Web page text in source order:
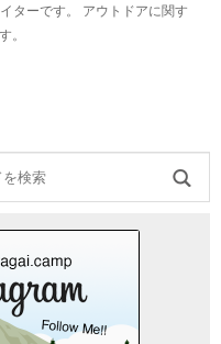
ターです。 アウトドアに関す
。